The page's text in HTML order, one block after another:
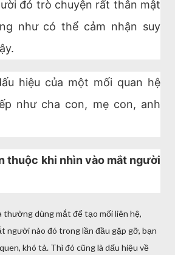
đó trò chuyện rất thân mật
như có thể cảm nhận suy
hiệu của một mối quan hệ
như cha con, mẹ con, anh
thuộc khi nhìn vào mắt người
thường dùng mắt để tạo mối liên hệ,
người nào đó trong lần đầu gặp gỡ, bạn
khó tả. Thì đó cũng là dấu hiệu về